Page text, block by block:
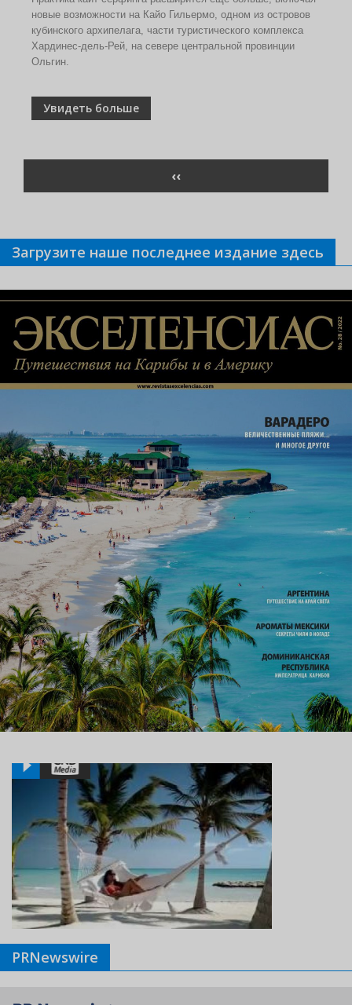
новые возможности на Кайо Гильермо, одном из островов
кубинского архипелага, части туристического комплекса
Хардинес-дель-Рей, на севере центральной провинции
Ольгин.
Увидеть больше
ПРЕДЫДУЩАЯ
СТРАНИЦА
‹‹
Загрузите наше последнее издание здесь
PRNewswire